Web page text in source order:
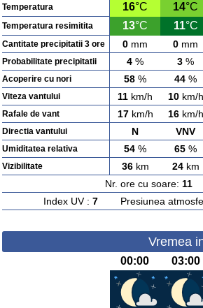
Temperatura 16°C 14°C
Temperatura resimitita 13°C 11°C
Cantitate precipitatii 3 ore 0 mm 0 mm
Probabilitate precipitatii 4 % 3 %
Acoperire cu nori 58 % 44 %
Viteza vantului 11 km/h 10km/h
Rafale de vant 17km/h 16km/h
Directia vantului N VNV
Umiditatea relativa 54 % 65 %
Vizibilitate 36km 24km
Nr. ore cu soare: 11
Index UV : 7Presiunea
Vremea
00:00 03:00